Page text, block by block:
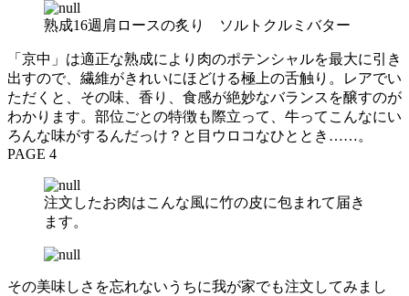
熟成16週肩ロースの炙り ソルトクルミバター
「京中」は適正な熟成により肉のポテンシャルを最大に引き
出すので、繊維がきれいにほどける極上の舌触り。レアでい
ただくと、その味、香り、食感が絶妙なバランスを醸すのが
わかります。部位ごとの特徴も際立って、牛ってこんなにい
ろんな味がするんだっけ？と目ウロコなひととき……。
PAGE 4
注文したお肉はこんな風に竹の皮に包まれて届き
ます。
その美味しさを忘れないうちに我が家でも注文してみまし